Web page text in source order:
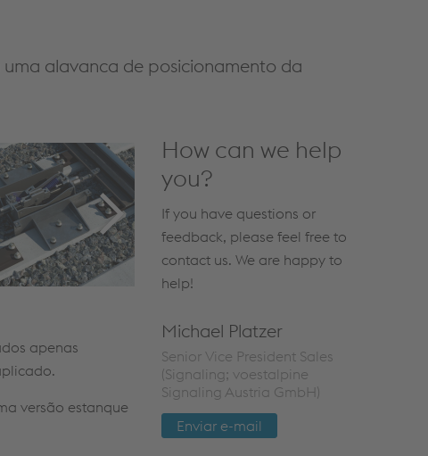
alavanca de posicionamento da
apenas
versão estanque
How can we help
you?
If you have questions or
feedback, please feel free to
contact us. We are happy to
help!
Michael Platzer
Senior Vice President Sales
(Signaling; voestalpine
Signaling Austria GmbH)
Enviar e-mail